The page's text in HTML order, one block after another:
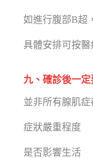
如進行腹部B超
具體安排可按醫
九、確診後一定
並非所有腺肌症
症狀嚴重程度
是否影響生活